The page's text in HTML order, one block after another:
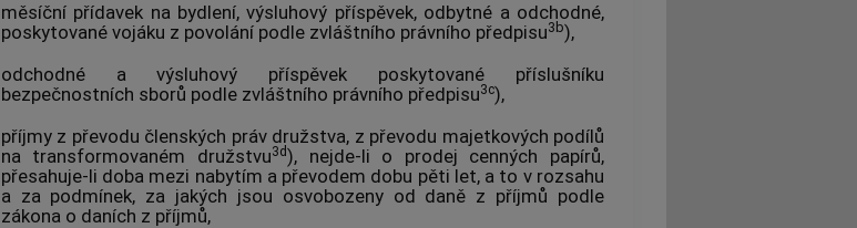
měsíční přídavek na bydlení, výsluhový příspěvek, odbytné a odchodné,
poskytované vojáku z povolání podle zvláštního právního předpisu3b),
odchodné a výsluhový příspěvek poskytované příslušníku
bezpečnostních sborů podle zvláštního právního předpisu3c),
příjmy z převodu členských práv družstva, z převodu majetkových podílů
na transformovaném družstvu3d), nejde-li o prodej cenných papírů,
přesahuje-li doba mezi nabytím a převodem dobu pěti let, a to v rozsahu
a za podmínek, za jakých jsou osvobozeny od daně z příjmů podle
zákona o daních z příjmů,